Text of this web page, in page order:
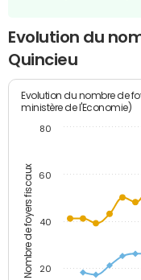
Evolution du
Quincieu
Nombre de foyers fiscaux
Evolution du nombre de
ministère de l'Economie)
20
40
60
80